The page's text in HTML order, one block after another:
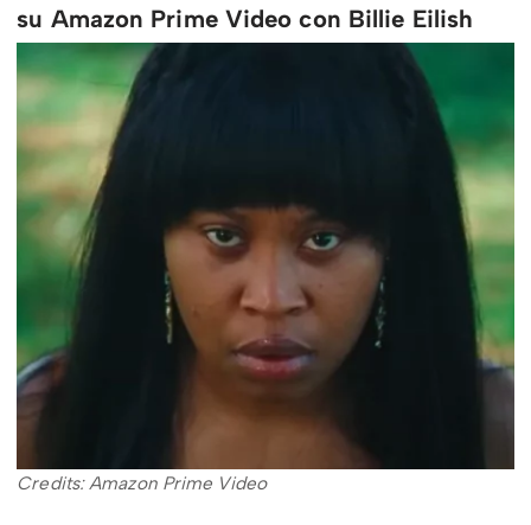
su Amazon Prime Video con Billie Eilish
Credits: Amazon Prime Video